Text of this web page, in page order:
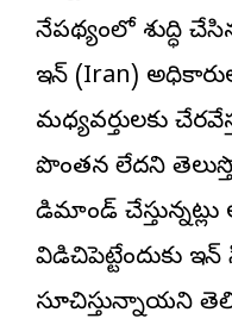
నేపథ్యంలో శుద్ధి
ఇరాన్ (Iran)
మధ్యవర్తులకు
పొంతన లేదని
డిమాండ్‌
విడిచిపెట్టేందుకు
సూచిస్తున్నాయని